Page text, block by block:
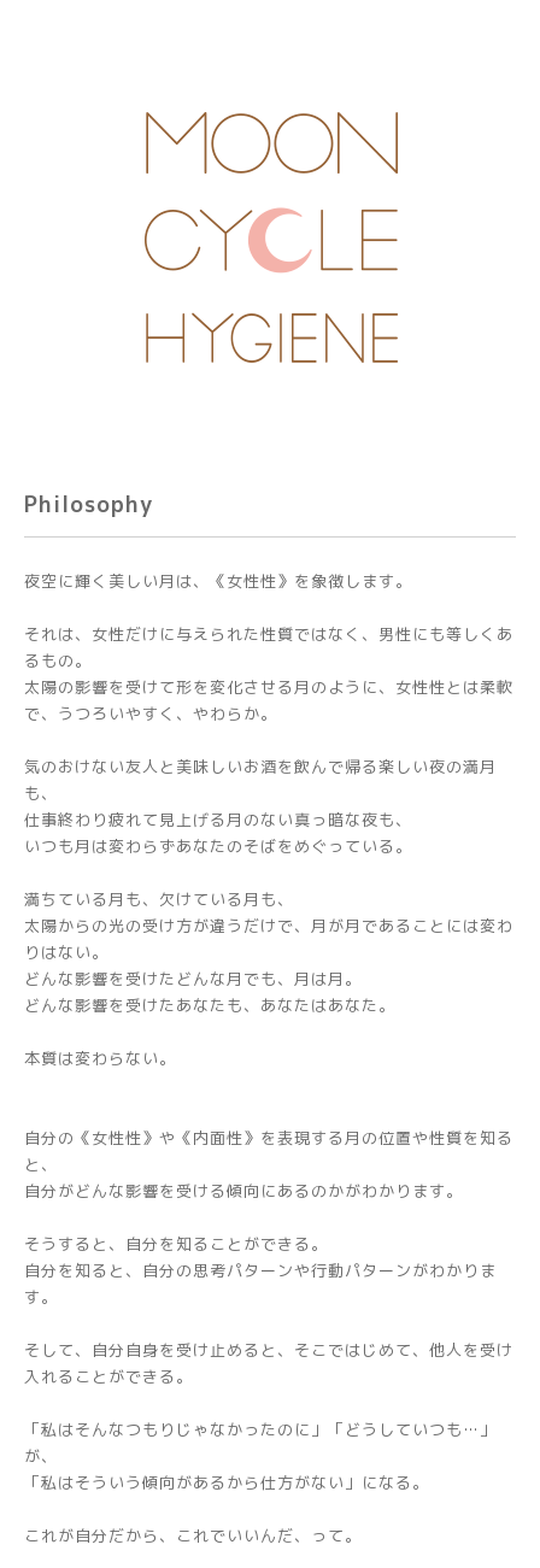
Philosophy
夜空に輝く美しい月は、《女性性》を象徴します。
それは、女性だけに与えられた性質ではなく、男性にも等しくあ
るもの。
太陽の影響を受けて形を変化させる月のように、女性性とは柔軟
で、うつろいやすく、やわらか。
気のおけない友人と美味しいお酒を飲んで帰る楽しい夜の満月
も、
仕事終わり疲れて見上げる月のない真っ暗な夜も、
いつも月は変わらずあなたのそばをめぐっている。
満ちている月も、欠けている月も、
太陽からの光の受け方が違うだけで、月が月であることには変わ
りはない。
どんな影響を受けたどんな月でも、月は月。
どんな影響を受けたあなたも、あなたはあなた。
本質は変わらない。
自分の《女性性》や《内面性》を表現する月の位置や性質を知る
と、
自分がどんな影響を受ける傾向にあるのかがわかります。
そうすると、自分を知ることができる。
自分を知ると、自分の思考パターンや行動パターンがわかりま
す。
そして、自分自身を受け止めると、そこではじめて、他人を受け
入れることができる。
「私はそんなつもりじゃなかったのに」「どうしていつも…」
が、
「私はそういう傾向があるから仕方がない」になる。
これが自分だから、これでいいんだ、って。